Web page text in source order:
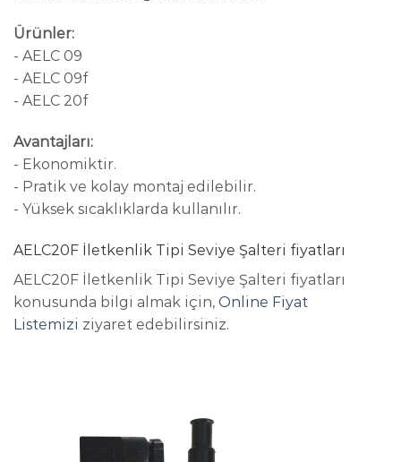
Ürünler:
- AELC 09
- AELC 09f
- AELC 20f
Avantajları:
- Ekonomiktir.
- Pratik ve kolay montaj edilebilir.
- Yüksek sıcaklıklarda kullanılır.
AELC20F İletkenlik Tipi Seviye Şalteri fiyatları
AELC20F İletkenlik Tipi Seviye Şalteri fiyatları
konusunda bilgi almak için, Online Fiyat
Listemizi ziyaret edebilirsiniz.